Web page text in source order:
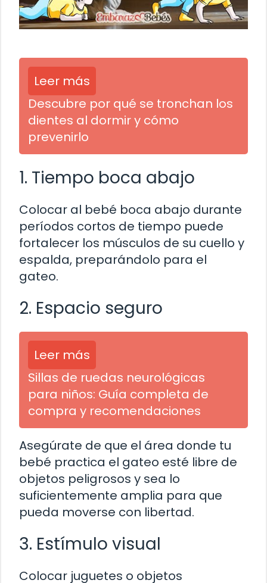
Leer más
Descubre por qué se tronchan los
dientes al dormir y cómo
prevenirlo
1. Tiempo boca abajo
Colocar al bebé boca abajo durante
períodos cortos de tiempo puede
fortalecer los músculos de su cuello y
espalda, preparándolo para el
gateo.
2. Espacio seguro
Leer más
Sillas de ruedas neurológicas
para niños: Guía completa de
compra y recomendaciones
Asegúrate de que el área donde tu
bebé practica el gateo esté libre de
objetos peligrosos y sea lo
suficientemente amplia para que
pueda moverse con libertad.
3. Estímulo visual
Colocar juguetes o objetos